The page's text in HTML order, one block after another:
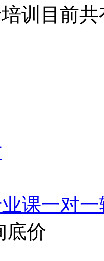
训目前
课一对一
底价